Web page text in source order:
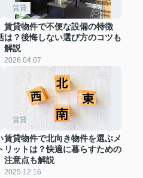
賃貸
賃貸物件で不便な設備の特徴
は？後悔しない選び方のコツも
解説
2026.04.07
賃貸
賃貸物件で北向き物件を選ぶメ
リットは？快適に暮らすための
注意点も解説
2025.12.16